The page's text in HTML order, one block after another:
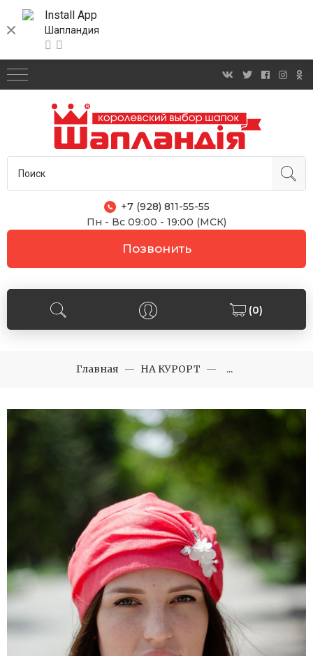
Install App
Шапландия
+7 (928) 811-55-55
Пн - Вс 09:00 - 19:00 (МСК)
Позвонить
(0)
Главная НА КУРОРТ ...